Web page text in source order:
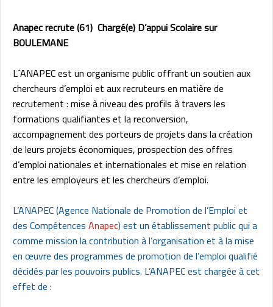
Anapec recrute (61) Chargé(e) D’appui Scolaire sur
BOULEMANE
L´ANAPEC est un organisme public offrant un soutien aux
chercheurs d’emploi et aux recruteurs en matière de
recrutement : mise à niveau des profils à travers les
formations qualifiantes et la reconversion,
accompagnement des porteurs de projets dans la création
de leurs projets économiques, prospection des offres
d’emploi nationales et internationales et mise en relation
entre les employeurs et les chercheurs d’emploi.
L’ANAPEC (Agence Nationale de Promotion de l’Emploi et
des CompétencesAnapec) est un établissement public qui a
comme mission la contribution à l’organisation et à la mise
en œuvre des programmes de promotion de l’emploi qualifié
décidés par les pouvoirs publics. L’ANAPEC est chargée à cet
effet de :